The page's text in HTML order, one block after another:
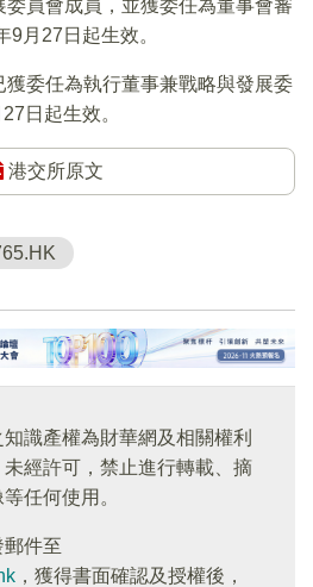
員會成員，並獲委任為董事會審
月27日起生效。
委任為執行董事兼戰略與發展委
日起生效。
港交所原文
識產權為財華網及相關權利
未經許可，禁止進行轉載、摘
任何使用。
件至
，獲得書面確認及授權後，